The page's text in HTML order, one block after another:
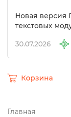
Новая версия
текстовых
30.07.2026
Главная
Корзина